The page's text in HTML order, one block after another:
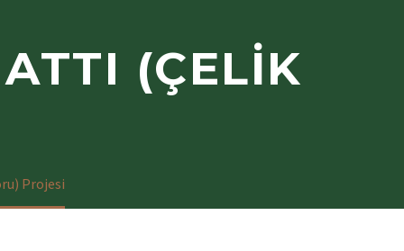
(ÇELIK
Projesi